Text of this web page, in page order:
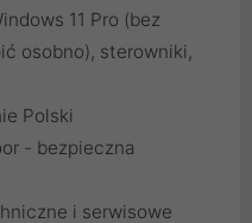
11 Pro (bez
osobno), sterowniki,
Polski
- bezpieczna
i serwisowe